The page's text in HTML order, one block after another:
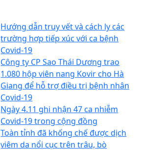
Hướng dẫn truy vết và cách ly các
trường hợp tiếp xúc với ca bệnh
Covid-19
Công ty CP Sao Thái Dương trao
1.080 hộp viên nang Kovir cho Hà
Giang để hỗ trợ điều trị bệnh nhân
Covid-19
Ngày 4.11 ghi nhận 47 ca nhiễm
Covid-19 trong cộng đồng
Toàn tỉnh đã khống chế được dịch
viêm da nổi cục trên trâu, bò